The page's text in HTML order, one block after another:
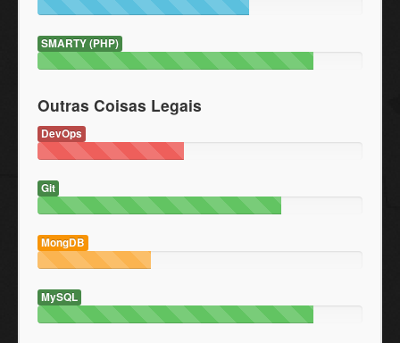
SMARTY (PHP)
Outras Coisas Legais
DevOps
Git
MongDB
MySQL